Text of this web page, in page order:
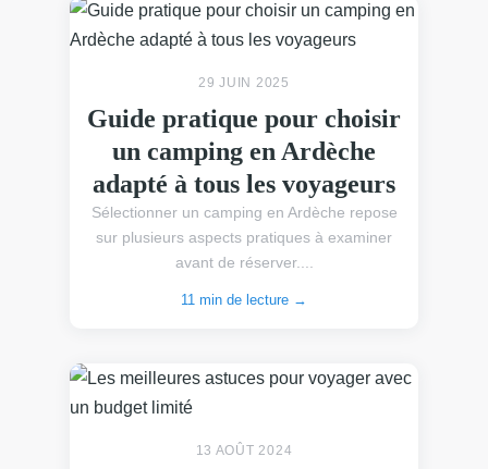
29 JUIN 2025
Guide pratique pour choisir
un camping en Ardèche
adapté à tous les voyageurs
Sélectionner un camping en Ardèche repose
sur plusieurs aspects pratiques à examiner
avant de réserver....
11 min de lecture →
13 AOÛT 2024